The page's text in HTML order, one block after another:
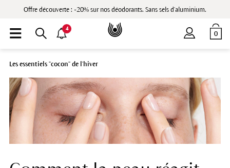
Offre découverte : -20% sur nos déodorants. Sans sels d'aluminium.
0
4
Les essentiels "cocon" de l'hiver